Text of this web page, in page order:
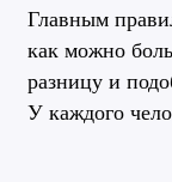
Главным
как можно
разницу и
У каждого